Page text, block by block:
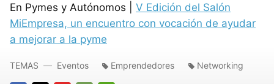
En Pymes y Autónomos | V Edición del Salón
MiEmpresa, un encuentro con vocación de ayudar
a mejorar a la pyme
TEMAS Eventos Emprendedores Networking